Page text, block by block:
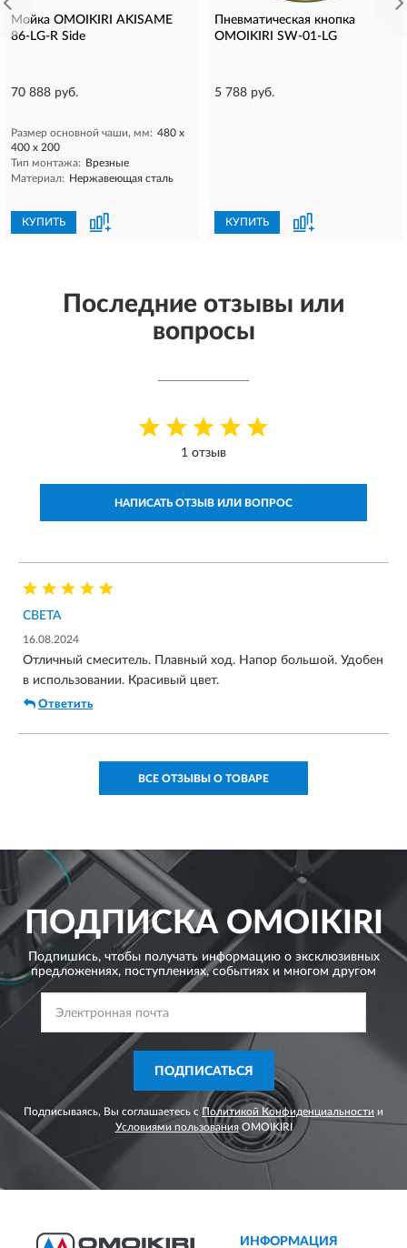
Мойка OMOIKIRI AKISAME
86-LG-R Side
70 888 руб.
Размер основной чаши, мм: 480 х
400 х 200
Тип монтажа: Врезные
Материал: Нержавеющая сталь
КУПИТЬ
Пневматическая кнопка
OMOIKIRI SW-01-LG
5 788 руб.
КУПИТЬ
Последние отзывы или
вопросы
1 отзыв
НАПИСАТЬ ОТЗЫВ ИЛИ ВОПРОС
СВЕТА
16.08.2024
Отличный смеситель. Плавный ход. Напор большой. Удобен
в использовании. Красивый цвет.
Ответить
ВСЕ ОТЗЫВЫ О ТОВАРЕ
ПОДПИСКАOMOIKIRI
Подпишись, чтобы получать информацию о эксклюзивных
предложениях, поступлениях, событиях и многом другом
ПОДПИСАТЬСЯ
Подписываясь, Вы соглашаетесь с Политикой Конфиденциальности и
Условиями пользованияOMOIKIRI
ИНФОРМАЦИЯ